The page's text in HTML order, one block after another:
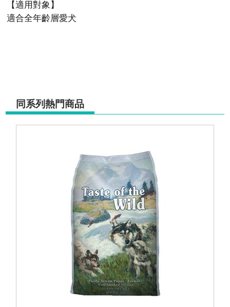
【適用對象】
適合全年齡層愛犬
同系列熱門商品